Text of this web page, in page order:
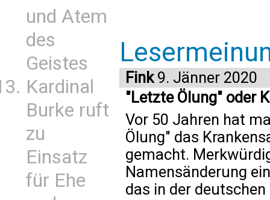
und Atem
des
Geistes
Kardinal
Burke ruft
zu
Einsatz
für Ehe
Fink9. Jänner 2020
"Letzte Ölung" oder
Vor 50 Jahren hat
Ölung" das
gemacht.
Namensänderung
das in der